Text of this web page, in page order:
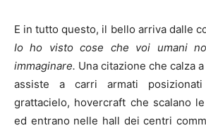
E in tutto questo, il bello arriva dalle
Io ho visto cose che voi umani
immaginare. Una citazione che calza
assiste a carri armati
grattacielo, hovercraft che scalano
ed entrano nelle hall dei centri